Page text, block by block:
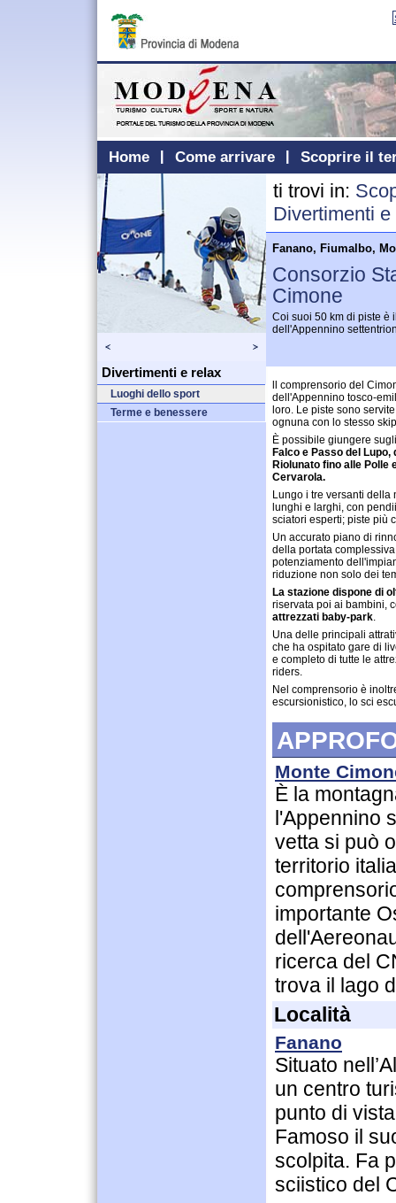
Home Come arrivare Scoprire il
Divertimenti e relax
Luoghi dello sport
Terme e benessere
ti trovi in:
Divertimenti e
Fanano, Fiumalbo,
Consorzio
Cimone
Coi suoi 50 km di piste è
dell'Appennino
ll comprensorio del
dell'Appennino tosco-
loro. Le piste sono
ognuna con lo stesso
È possibile giungere
Falco e Passo del Lupo,
Riolunato fino alle Polle
Cervarola.
Lungo i tre versanti della
lunghi e larghi, con
sciatori esperti; piste più
Un accurato piano di
della portata
potenziamento
riduzione non solo dei
La stazione dispone di
riservata poi ai bambini,
attrezzati baby-park.
Una delle principali
che ha ospitato gare di
e completo di tutte le
riders.
Nel comprensorio è
escursionistico, lo sci
Monte
È la
l'Appennino
vetta si può
territorio
importante
ricerca del
trova il lago
Località
Fanano
Situato
un centro
punto di
Famoso il
scolpita. Fa
sciistico del